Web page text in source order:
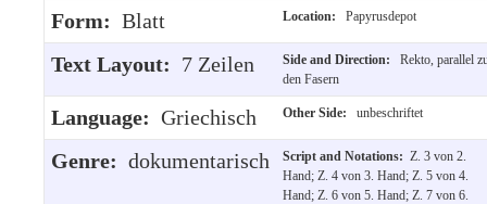
Form: Blatt Location: Papyrusdepot
Text Layout: 7 Zeilen Side and Direction:
Rekto, parallel
den Fasern
Language: Griechisch Other Side: unbeschriftet
Genre: dokumentarisch Script and Notations: Z. 3 von 2.
Hand; Z. 4 von 3. Hand; Z. 5 von 4.
Hand; Z. 6 von 5. Hand; Z. 7 von 6.